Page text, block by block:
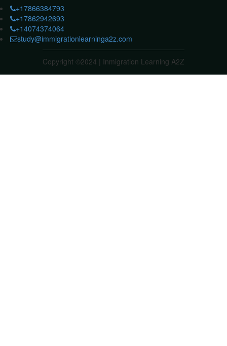
+17866384793
+17862942693
+14074374064
study@immigrationlearninga2z.com
Copyright ©2024 | Inmigration Learning A2Z